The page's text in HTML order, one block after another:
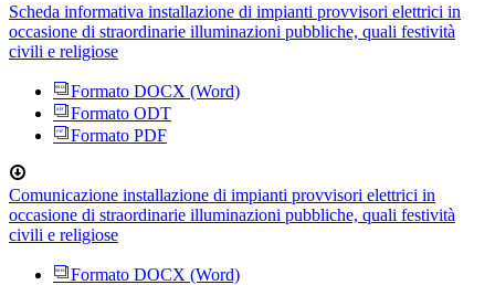
Scheda informativa installazione di impianti provvisori elettrici in
occasione di straordinarie illuminazioni pubbliche, quali festività
civili e religiose
Formato DOCX (Word)
Formato ODT
Formato PDF
Comunicazione installazione di impianti provvisori elettrici in
occasione di straordinarie illuminazioni pubbliche, quali festività
civili e religiose
Formato DOCX (Word)